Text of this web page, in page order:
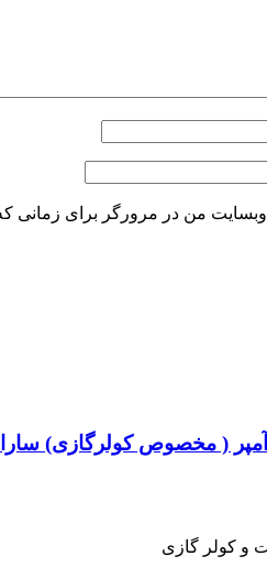
وبسایت من در مرورگر برای زمانی
و کولر گازی